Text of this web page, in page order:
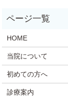
HOME
当院について
初めての方へ
診療案内